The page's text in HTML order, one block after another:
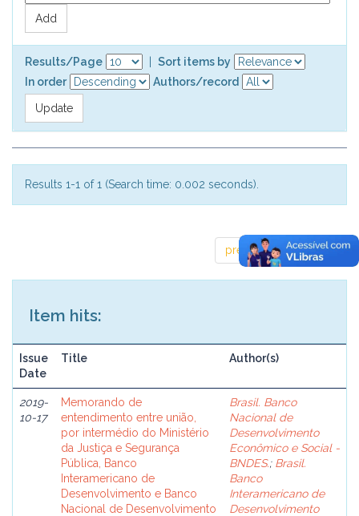
Results/Page
Sort items by
In order
Authors/record
Results 1-1 of 1 (Search time: 0.002 seconds).
previous 1 next
Item hits:
Issue
Date
Title Author(s)
2019-
10-17
Memorando de
entendimento entre união,
por intermédio do Ministério
da Justiça e Segurança
Pública, Banco
Interamericano de
Desenvolvimento e Banco
Nacional de Desenvolvimento
Brasil. Banco
Nacional de
Desenvolvimento
Econômico e Social -
BNDES.; Brasil.
Banco
Interamericano de
Desenvolvimento